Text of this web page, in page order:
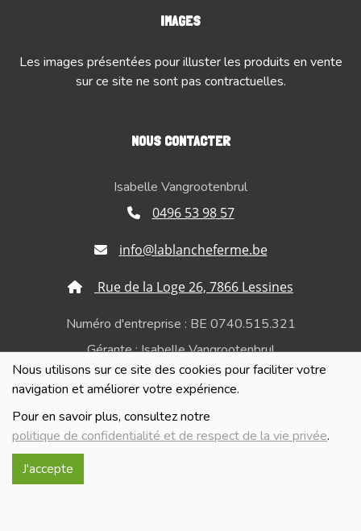
Nous utilisons sur ce site des cookies pour faciliter votre
navigation et améliorer votre expérience.
Pour en savoir plus, consultez notre
politique de confidentialité et de respect de la vie privée.
J'accepte
IMAGES
Les images présentées pour illuster les produits en vente
sur ce site ne sont pas contractuelles.
NOUS CONTACTER
Isabelle Vangrootenbrul
0496 53 98 57
info@lablancheferme.be
Rue de la Loge 26, 7866 Lessines
Numéro d'entreprise : BE 0740.515.321
Gérante : Isabelle Vangrootenbrul
Politique de confidentialité et de respect de la vie
privée